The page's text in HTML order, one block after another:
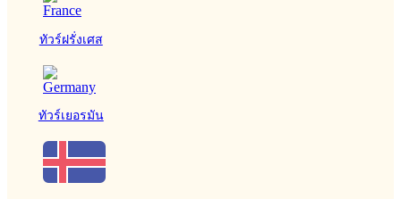
ทัวร์ฝรั่งเศส
ทัวร์เยอรมัน